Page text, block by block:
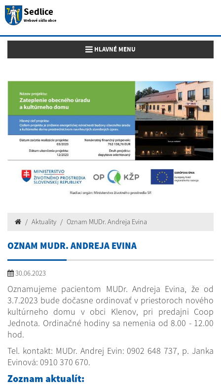
Sedlice
Webové sídlo obce
Toggle navigation
HLAVNÉ MENU
Aktuality Oznam MUDr. Andreja Evina
OZNAM MUDR. ANDREJA EVINA
30.06.2023
Oznamujeme pacientom MUDr. Andreja Evina, že od
3.7.2023 bude dočasne ordinovať v priestoroch nového
kultúrneho domu v obci Klenov, pri predajni Coop
Jednota. Ordinačné hodiny sa nemenia od 8.00 - 12.00
hod.
Tel. kontakt: MUDr. Andrej Evin: 0902 648 737, p. Janka
Evinová: 0910 370 670.
Zoznam aktualít: